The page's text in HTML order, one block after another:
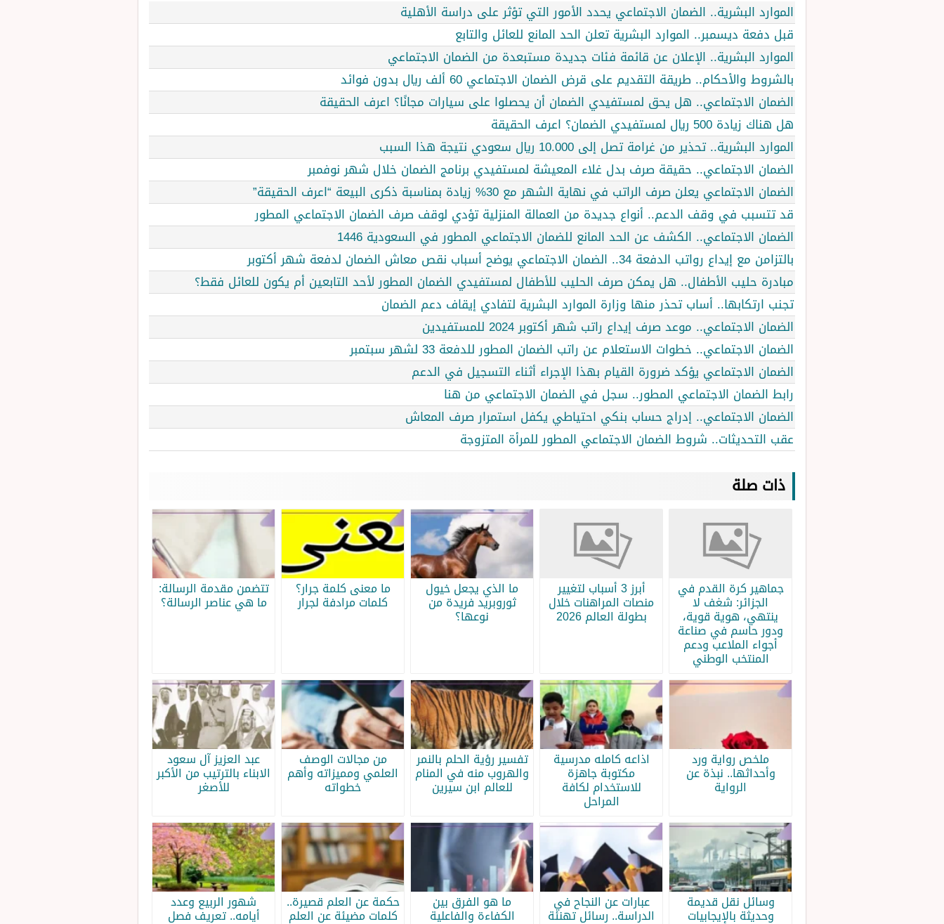
الموارد البشرية.. الضمان الاجتماعي يحدد الأمور التي تؤثر على دراسة الأهلية
قبل دفعة ديسمبر.. الموارد البشرية تعلن الحد المانع للعائل والتابع
الموارد البشرية.. الإعلان عن قائمة فئات جديدة مستبعدة من الضمان الاجتماعي
بالشروط والأحكام.. طريقة التقديم على قرض الضمان الاجتماعي 60 ألف ريال بدون فوائد
الضمان الاجتماعي.. هل يحق لمستفيدي الضمان أن يحصلوا على سيارات مجانًا؟ اعرف الحقيقة
هل هناك زيادة 500 ريال لمستفيدي الضمان؟ اعرف الحقيقة
الموارد البشرية.. تحذير من غرامة تصل إلى 10.000 ريال سعودي نتيجة هذا السبب
الضمان الاجتماعي.. حقيقة صرف بدل غلاء المعيشة لمستفيدي برنامج الضمان خلال شهر نوفمبر
الضمان الاجتماعي يعلن صرف الراتب في نهاية الشهر مع 30% زيادة بمناسبة ذكرى البيعة “اعرف الحقيقة”
قد تتسبب في وقف الدعم.. أنواع جديدة من العمالة المنزلية تؤدي لوقف صرف الضمان الاجتماعي المطور
الضمان الاجتماعي.. الكشف عن الحد المانع للضمان الاجتماعي المطور في السعودية 1446
بالتزامن مع إيداع رواتب الدفعة 34.. الضمان الاجتماعي يوضح أسباب نقص معاش الضمان لدفعة شهر أكتوبر
مبادرة حليب الأطفال.. هل يمكن صرف الحليب للأطفال لمستفيدي الضمان المطور لأحد التابعين أم يكون للعائل فقط؟
تجنب ارتكابها.. أساب تحذر منها وزارة الموارد البشرية لتفادي إيقاف دعم الضمان
الضمان الاجتماعي.. موعد صرف إيداع راتب شهر أكتوبر 2024 للمستفيدين
الضمان الاجتماعي.. خطوات الاستعلام عن راتب الضمان المطور للدفعة 33 لشهر سبتمبر
الضمان الاجتماعي يؤكد ضرورة القيام بهذا الإجراء أثناء التسجيل في الدعم
رابط الضمان الاجتماعي المطور.. سجل في الضمان الاجتماعي من هنا
الضمان الاجتماعي.. إدراج حساب بنكي احتياطي يكفل استمرار صرف المعاش
عقب التحديثات.. شروط الضمان الاجتماعي المطور للمرأة المتزوجة
ذات صلة
جماهير كرة القدم في
الجزائر: شغف لا
ينتهي، هوية قوية،
ودور حاسم في صناعة
أجواء الملاعب ودعم
المنتخب الوطني
أبرز 3 أسباب لتغيير
منصات المراهنات خلال
بطولة العالم 2026
ما الذي يجعل خيول
ثوروبريد فريدة من
نوعها؟
ما معنى كلمة جرار؟
كلمات مرادفة لجرار
تتضمن مقدمة الرسالة:
ما هي عناصر الرسالة؟
ملخص رواية ورد
وأحداثها.. نبذة عن
الرواية
اذاعه كامله مدرسية
مكتوبة جاهزة
للاستخدام لكافة
المراحل
تفسير رؤية الحلم بالنمر
والهروب منه في المنام
للعالم ابن سيرين
من مجالات الوصف
العلمي ومميزاته وأهم
خطواته
عبد العزيز آل سعود
الابناء بالترتيب من الأكبر
للأصغر
وسائل نقل قديمة
وحديثة بالإيجابيات
عبارات عن النجاح في
الدراسة.. رسائل تهنئة
ما هو الفرق بين
الكفاءة والفاعلية
حكمة عن العلم قصيرة..
كلمات مضيئة عن العلم
شهور الربيع وعدد
أيامه.. تعريف فصل